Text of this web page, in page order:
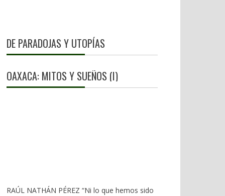
DE PARADOJAS Y UTOPÍAS
OAXACA: MITOS Y SUEÑOS (I)
RAÚL NATHÁN PÉREZ “Ni lo que hemos sido